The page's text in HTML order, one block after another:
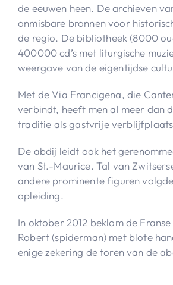
de eeuwen heen. De archieven
onmisbare bronnen voor
de regio. De bibliotheek (8000
400000 cd’s met liturgische
weergave van de eigentijdse
Met de Via Francigena, die
verbindt, heeft men al meer dan
traditie als gastvrije
De abdij leidt ook het
van St.-Maurice. Tal van
andere prominente figuren
opleiding.
In oktober 2012 beklom de
Robert (spiderman) met blote
enige zekering de toren van de